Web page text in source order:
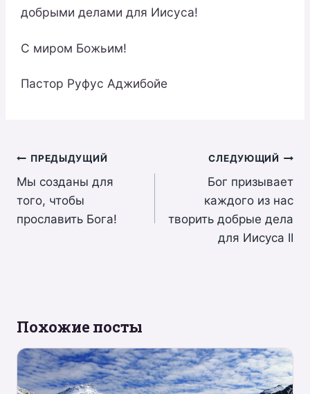
добрыми делами для Иисуса!
С миром Божьим!
Пастор Руфус Аджибойе
Навигация
по
записям
ПРЕДЫДУЩИЙ
Мы созданы для
того, чтобы
прославить Бога!
СЛЕДУЮЩИЙ
Бог призывает
каждого из нас
творить добрые дела
для Иисуса II
Похожие посты